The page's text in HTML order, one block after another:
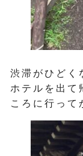
渋滞がひどく
ホテルを出て
ころに行って